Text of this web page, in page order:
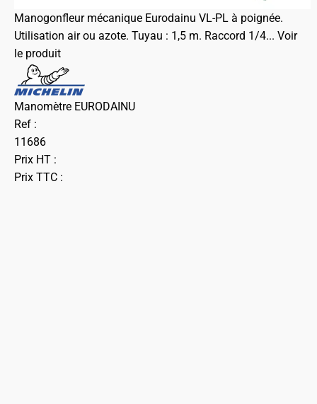
Manogonfleur mécanique Eurodainu VL-PL à poignée.
Utilisation air ou azote. Tuyau : 1,5 m. Raccord 1/4... Voir
le produit
Manomètre EURODAINU
Ref :
11686
Prix HT :
Prix TTC :